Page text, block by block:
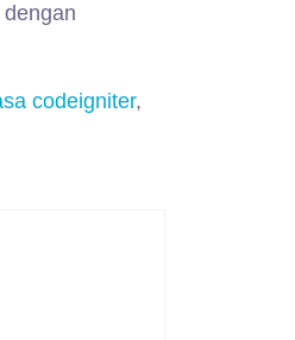
codeigniter,